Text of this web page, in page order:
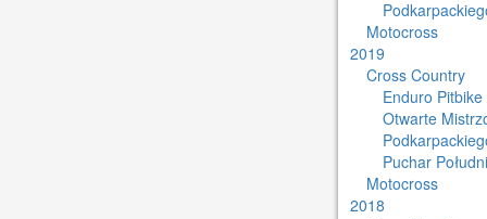
Motocross
2019
Cross Country
Enduro Pitbike
Otwarte
Puchar
Motocross
2018